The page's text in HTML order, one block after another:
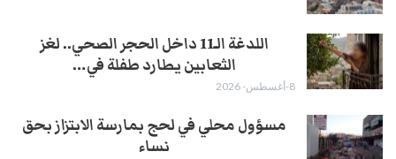
اللدغة الـ11 داخل الحجر الصحي.. لغز
الثعابين يطارد طفلة في…
8-أغسطس- 2026
مسؤول محلي في لحج بمارسة الابتزاز بحق
نساء